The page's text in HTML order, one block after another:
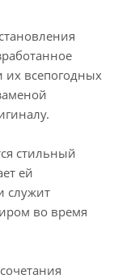
их всепогодных
стильный
ей
служит
во время